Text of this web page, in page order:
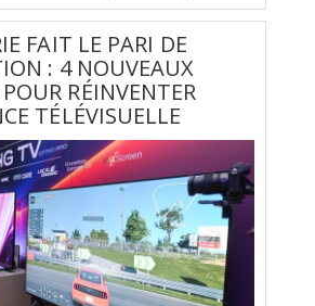
FAIT LE PARI DE
: 4 NOUVEAUX
RÉINVENTER
TÉLÉVISUELLE